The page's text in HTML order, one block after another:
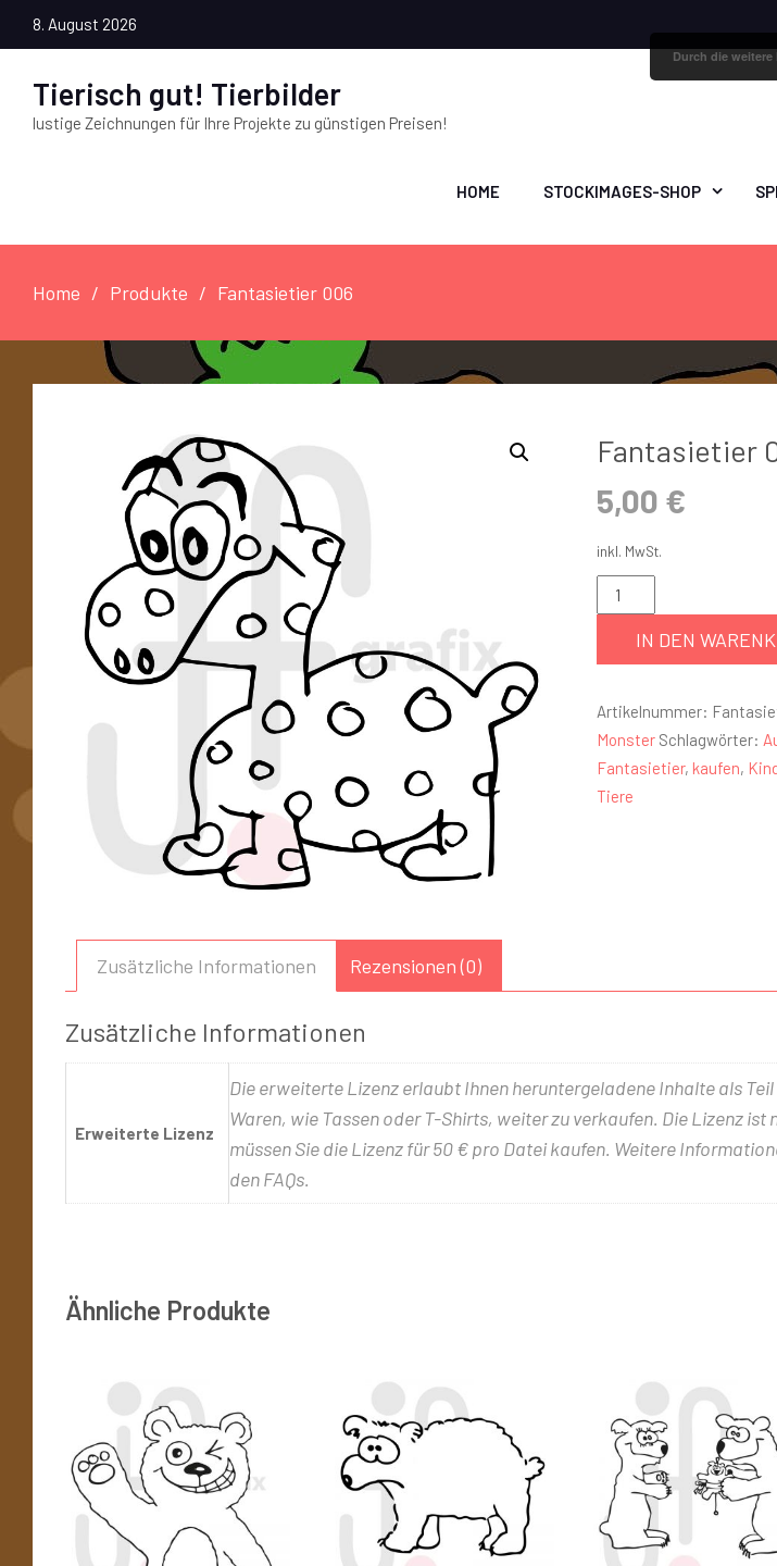
8. August 2026
Tierisch gut! Tierbilder
lustige Zeichnungen für Ihre Projekte zu günstigen Preisen!
HOME STOCKIMAGES-SHOP
Home Produkte Fantasietier 006
Fantasietier
5,00 €
inkl. MwSt.
IN DEN
Artikelnummer:
Monster Schlagwörter:
Fantasietier, kaufen,
Tiere
Zusätzliche Informationen Rezensionen (0)
Zusätzliche Informationen
Erweiterte Lizenz
Die erweiterte Lizenz erlaubt Ihnen heruntergeladene Inhalte als
Waren, wie Tassen oder T-Shirts, weiter zu verkaufen. Die Lizenz
müssen Sie die Lizenz für 50 € pro Datei kaufen. Weitere
den FAQs.
Ähnliche Produkte
Durch die